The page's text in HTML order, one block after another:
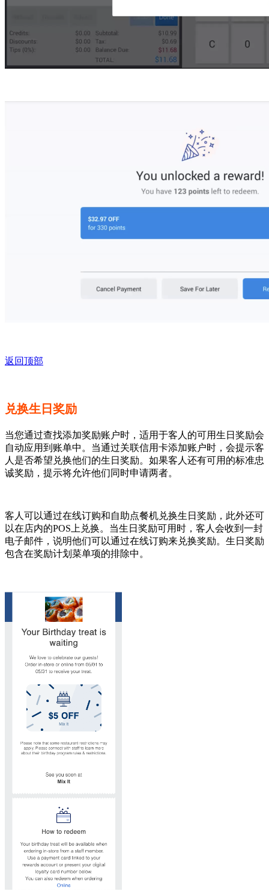
返回顶部
兑换生日奖励
当您通过查找添加奖励账户时，适用于客人的可用生日奖励会
自动应用到账单中。当通过关联信用卡添加账户时，会提示客
人是否希望兑换他们的生日奖励。如果客人还有可用的标准忠
诚奖励，提示将允许他们同时申请两者。
客人可以通过在线订购和自助点餐机兑换生日奖励，此外还可
以在店内的POS上兑换。当生日奖励可用时，客人会收到一封
电子邮件，说明他们可以通过在线订购来兑换奖励。生日奖励
包含在奖励计划菜单项的排除中。